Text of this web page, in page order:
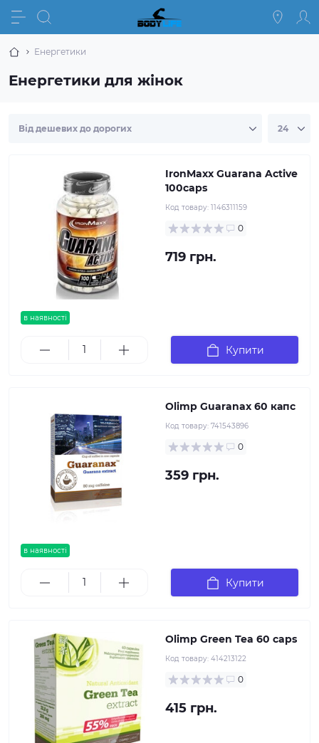
Енергетики
Енергетики для жінок
в наявності
IronMaxx Guarana Active
100caps
Код товару: 1146311159
0
719 грн.
Купити
в наявності
Olimp Guaranax 60 капс
Код товару: 741543896
0
359 грн.
Купити
Olimp Green Tea 60 caps
Код товару: 414213122
0
415 грн.